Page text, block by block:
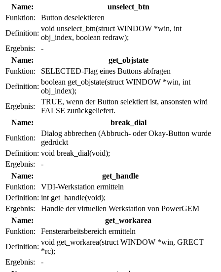
Name:
unselect_btn
Funktion:
Button deselektieren
Definition:
void unselect_btn(struct WINDOW *win, int
obj_index, boolean redraw);
Ergebnis:
-
Name:
get_objstate
Funktion:
SELECTED-Flag eines Buttons abfragen
Definition:
boolean get_objstate(struct WINDOW *win, int
obj_index);
Ergebnis:
TRUE, wenn der Button selektiert ist, ansonsten wird
FALSE zurückgeliefert.
Name:
break_dial
Funktion:
Dialog abbrechen (Abbruch- oder Okay-Button wurde
gedrückt
Definition: void break_dial(void);
Ergebnis:
-
Name:
get_handle
Funktion:
VDI-Werkstation ermitteln
Definition: int get_handle(void);
Ergebnis:
Handle der virtuellen Werkstation von PowerGEM
Name:
get_workarea
Funktion:
Fensterarbeitsbereich ermitteln
Definition:
void get_workarea(struct WINDOW *win, GRECT
*rc);
Ergebnis:
-